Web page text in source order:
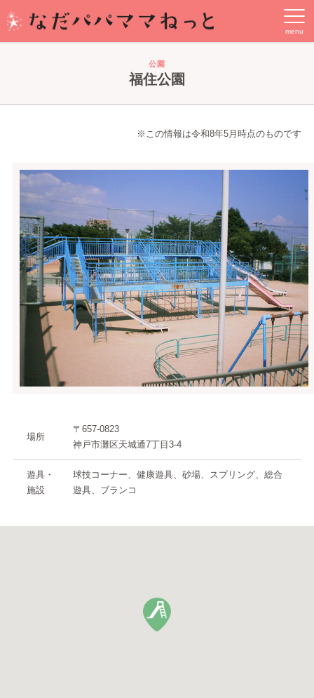
公園
福住公園
※この情報は令和8年5月時点のものです
場所
〒657-0823
神戸市灘区天城通7丁目3-4
遊具・
施設
球技コーナー、健康遊具、砂場、スプリング、総合
遊具、ブランコ